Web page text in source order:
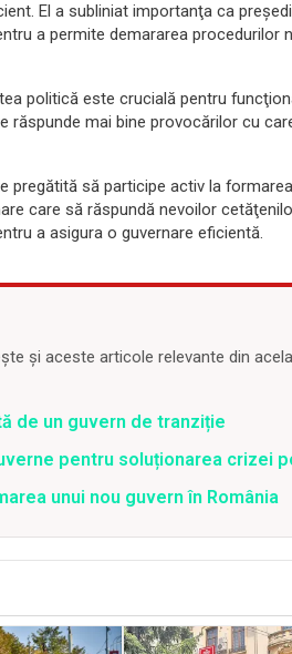
El a subliniat importanţa ca
a permite demararea procedurilor
politică este crucială pentru
răspunde mai bine provocărilor cu
pregătită să participe activ la
care să răspundă nevoilor
a asigura o guvernare eficientă.
și aceste articole relevante din
de un guvern de tranziție
pentru soluționarea crizei
unui nou guvern în România